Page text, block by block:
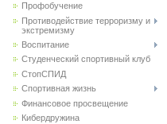
Профобучение
Противодействие терроризму и
экстремизму
Воспитание
Студенческий спортивный клуб
CтопСПИД
Спортивная жизнь
Финансовое просвещение
Кибердружина